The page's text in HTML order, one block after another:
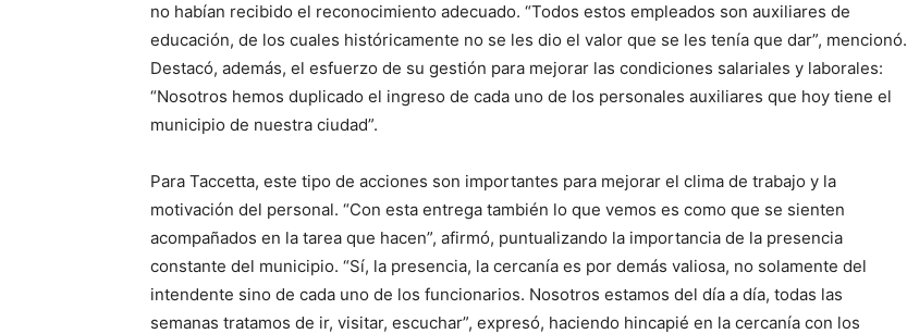
no habían recibido el reconocimiento adecuado. “Todos estos empleados son auxiliares de
educación, de los cuales históricamente no se les dio el valor que se les tenía que dar”, mencionó.
Destacó, además, el esfuerzo de su gestión para mejorar las condiciones salariales y laborales:
“Nosotros hemos duplicado el ingreso de cada uno de los personales auxiliares que hoy tiene el
municipio de nuestra ciudad”.
Para Taccetta, este tipo de acciones son importantes para mejorar el clima de trabajo y la
motivación del personal. “Con esta entrega también lo que vemos es como que se sienten
acompañados en la tarea que hacen”, afirmó, puntualizando la importancia de la presencia
constante del municipio. “Sí, la presencia, la cercanía es por demás valiosa, no solamente del
intendente sino de cada uno de los funcionarios. Nosotros estamos del día a día, todas las
semanas tratamos de ir, visitar, escuchar”, expresó, haciendo hincapié en la cercanía con los